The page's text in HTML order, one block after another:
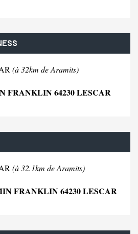
(à 32km de Aramits)
FRANKLIN 64230 LESCAR
(à 32.1km de Aramits)
FRANKLIN 64230 LESCAR